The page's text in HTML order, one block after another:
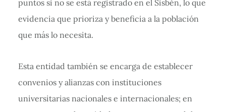
puntos si no se está registrado en el Sisbén, lo que
evidencia que prioriza y beneficia a la población
que más lo necesita.
Esta entidad también se encarga de establecer
convenios y alianzas con instituciones
universitarias nacionales e internacionales; en